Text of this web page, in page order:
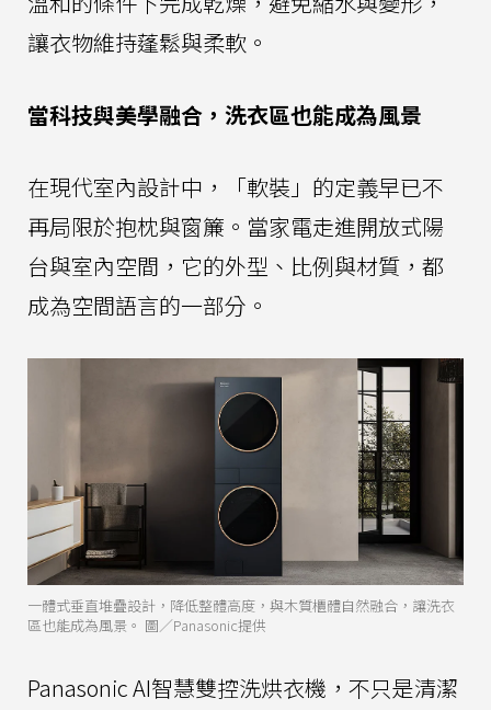
讓衣物維持蓬鬆與柔軟。
當科技與美學融合，洗衣區也能成為風景
在現代室內設計中，「軟裝」的定義早已不
再局限於抱枕與窗簾。當家電走進開放式陽
台與室內空間，它的外型、比例與材質，都
成為空間語言的一部分。
一體式垂直堆疊設計，降低整體高度，與木質櫃體自然融合，讓洗衣
區也能成為風景。 圖／Panasonic提供
Panasonic AI智慧雙控洗烘衣機，不只是清潔